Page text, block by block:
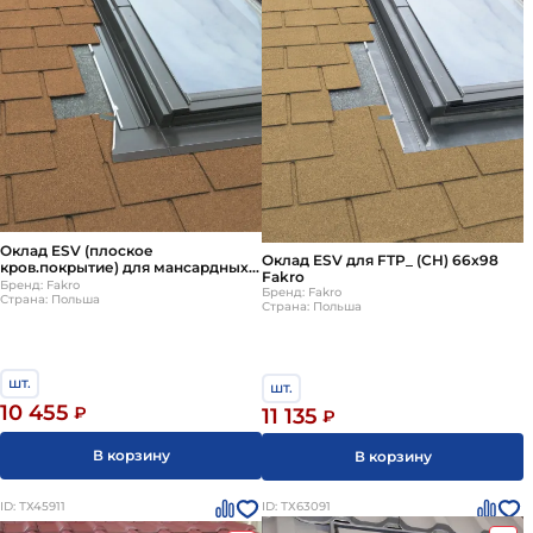
Оклад ESV (плоское
кров.покрытие) для мансардных
окон Fakro (Факро) FTP (CH) 55х98
см
Бренд: Fakro
Страна: Польша
шт.
10 455 ₽
В корзину
Оклад ESV для FTP_ (CH) 66х98
Fakro
Бренд: Fakro
Страна: Польша
шт.
11 135 ₽
В корзину
ID: ТХ45911 ID: ТХ63091